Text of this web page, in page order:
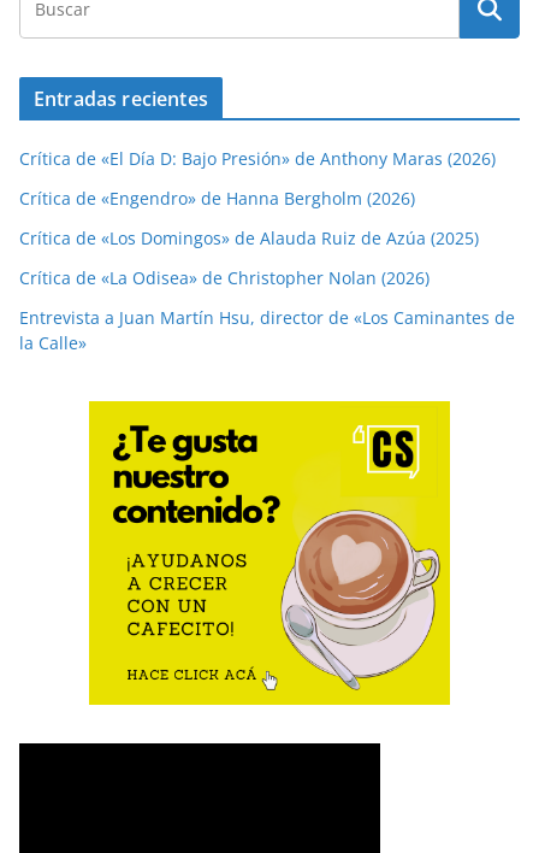
Entradas recientes
Crítica de «El Día D: Bajo Presión» de Anthony Maras (2026)
Crítica de «Engendro» de Hanna Bergholm (2026)
Crítica de «Los Domingos» de Alauda Ruiz de Azúa (2025)
Crítica de «La Odisea» de Christopher Nolan (2026)
Entrevista a Juan Martín Hsu, director de «Los Caminantes de
la Calle»